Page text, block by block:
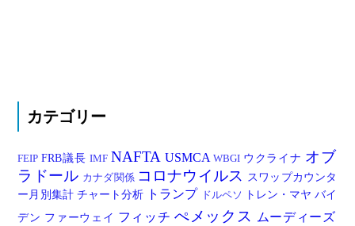
カテゴリー
FEIPFRB議長IMF NAFTA USMCAWBGI ウクライナ オブ
ラドール カナダ関係 コロナウイルス スワップカウンタ
ー月別集計 チャート分析 トランプ ドルペソ トレン・マヤバイ
デン ファーウェイ フィッチぺメックス ムーディーズ